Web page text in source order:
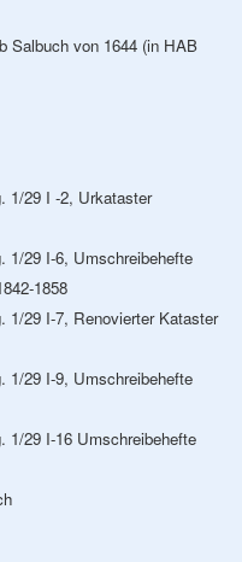
Salbuch von 1644 (in HAB
1/29 I -2, Urkataster
1/29 I-6, Umschreibehefte
1858
1/29 I-7, Renovierter Kataster
1/29 I-9, Umschreibehefte
1/29 I-16 Umschreibehefte